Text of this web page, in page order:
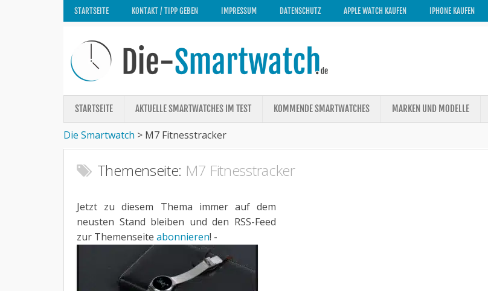
STARTSEITE KONTAKT / TIPP GEBEN IMPRESSUM DATENSCHUTZ APPLE WATCH KAUFEN IPHONE KAUFEN
STARTSEITE AKTUELLE SMARTWATCHES IM TEST KOMMENDE SMARTWATCHES MARKEN UND MODELLE
Die Smartwatch > M7 Fitnesstracker
Themenseite: M7 Fitnesstracker
Jetzt zu diesem Thema immer auf dem
neusten Stand bleiben und den RSS-Feed
zur Themenseite abonnieren! -